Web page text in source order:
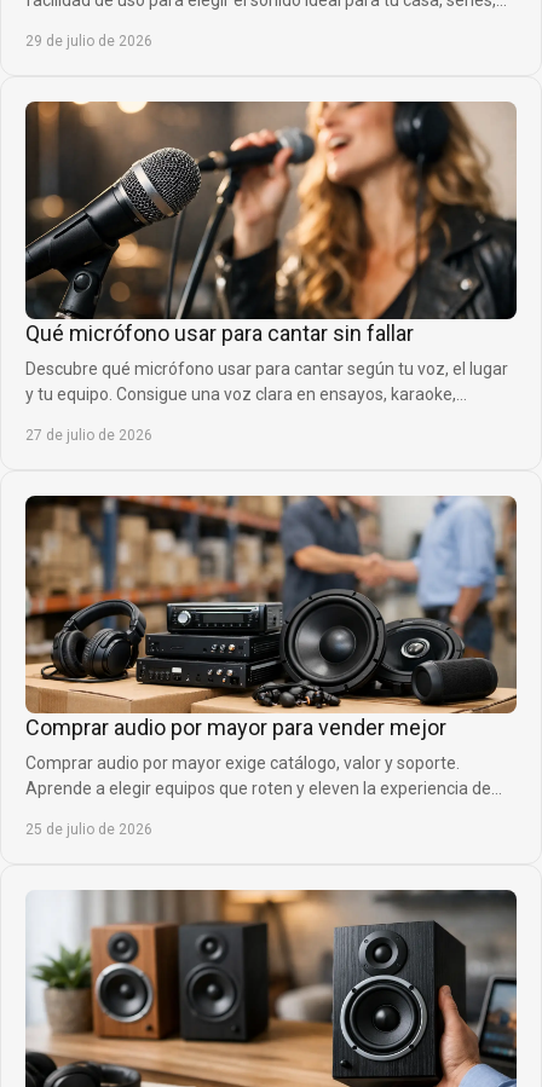
29 de julio de 2026
Qué micrófono usar para cantar sin fallar
Descubre qué micrófono usar para cantar según tu voz, el lugar
y tu equipo. Consigue una voz clara en ensayos, karaoke,
27 de julio de 2026
Comprar audio por mayor para vender mejor
Comprar audio por mayor exige catálogo, valor y soporte.
Aprende a elegir equipos que roten y eleven la experiencia de
25 de julio de 2026